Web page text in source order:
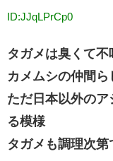
ID:JJqLPrCp0
タガメは臭くて不
カメムシの仲間ら
ただ日本以外の
る模様
タガメも調理次